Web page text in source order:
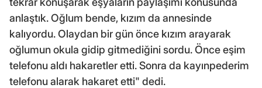
anlaştık. Oğlum bende, kızım da annesinde
kalıyordu. Olaydan bir gün önce kızım arayarak
oğlumun okula gidip gitmediğini sordu. Önce eşim
telefonu aldı hakaretler etti. Sonra da kayınpederim
telefonu alarak hakaret etti" dedi.